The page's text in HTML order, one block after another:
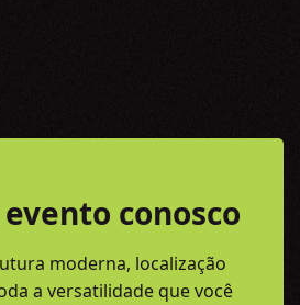
evento conosco
moderna, localização
a versatilidade que você